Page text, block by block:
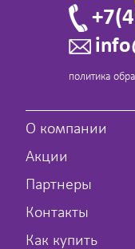
политика
О компании
Акции
Партнеры
Контакты
Как купить